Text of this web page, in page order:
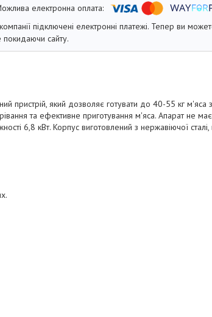
підключені електронні платежі. Тепер ви
покидаючи сайту.
пристрій, який дозволяє готувати до 40-55 кг
та ефективне приготування м'яса. Апарат не
6,8 кВт. Корпус виготовлений з нержавіючої